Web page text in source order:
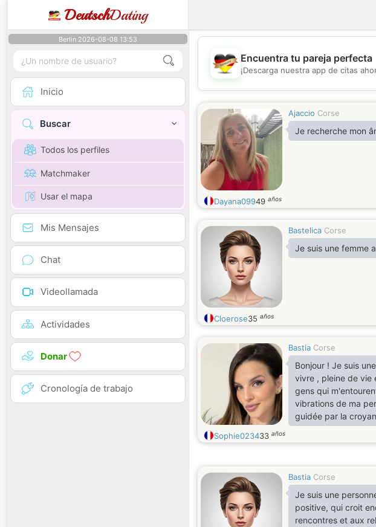
DeutschDating
Berlin 2026-08-08 13:53
Inicio
Buscar
Todos los perfiles
Matchmaker
Usar el mapa
Mis Mensajes
Chat
Videollamada
Actividades
Donar
Cronología de trabajo
💖
Encuentra tu pareja perfecta
¡Descarga nuestra app de citas
Ajaccio Corse
Je recherche mon
Dayana09949 años
Bastelica Corse
Je suis une femme
Cloerose35 años
Bastia Corse
Bonjour ! Je suis
vivre , pleine de vie
gens qui
vibrations de ma
guidée par la
le cosmos nous
mon amour et mon
respectueux et
projets simples,
un verre de vin .
Sophie023433 años
Bastia Corse
Je suis une
positive, qui croit
rencontres et aux